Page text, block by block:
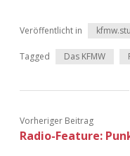
Veröffentlicht in
Tagged Das KFMW
Vorheriger Beitrag
Radio-Feature: